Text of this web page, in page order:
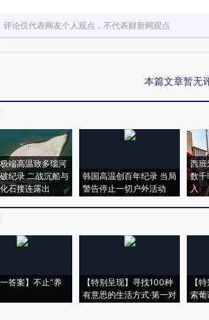
评论仅代表网友个人观点，不代表财新网观点
本篇文章暂无
端高温致多瑙河
纪录 二战沉船与
石接连露出
韩国高温创百年纪录 当局
警告停止一切户外活动
西班
数千
入
一答案】不止“养
【特别呈现】寻找100种
有意思的生活方式·第一对
【
索葡